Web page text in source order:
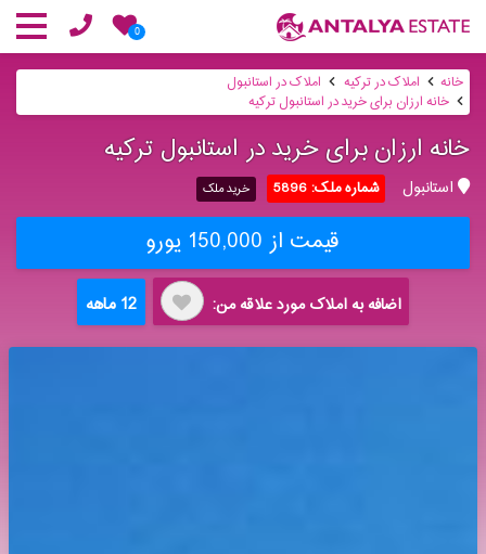
0
خانه املاک در ترکیه
املاک در استانبول
خانه ارزان برای خرید در استانبول ترکیه
خانه ارزان برای خرید در استانبول ترکیه
استانبول شماره ملک: 5896 خرید ملک
قیمت از 150,000 یورو
اضافه به املاک مورد علاقه من: 12 ماهه